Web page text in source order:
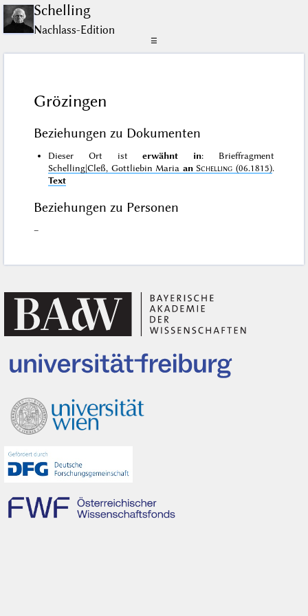
Schelling
Nachlass-Edition
☰
Grözingen
Beziehungen zu Dokumenten
Dieser Ort isterwähnt in: Brieffragment
Schelling|Cleß, Gottliebin Maria an Schelling (06.1815).
Text
Beziehungen zu Personen
–